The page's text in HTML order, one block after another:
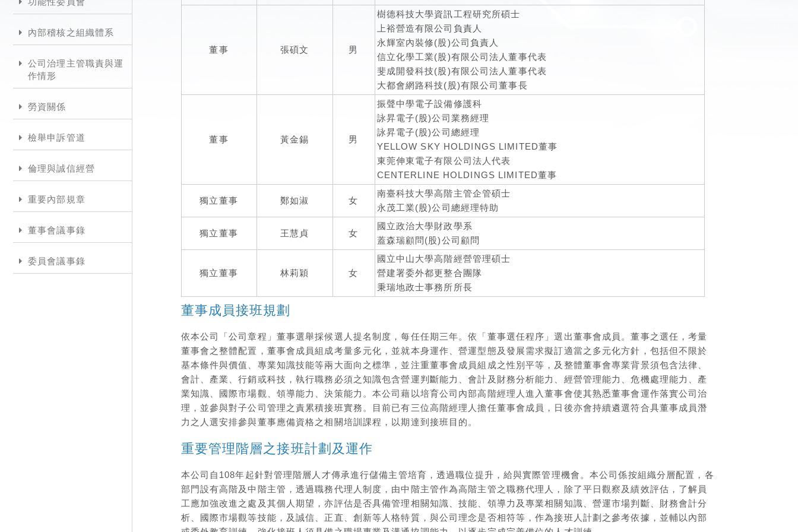
內部稽核之組織體系
公司治理主管職責與運
作情形
勞資關係
檢舉申訴管道
倫理與誠信經營
重要內部規章
董事會議事錄
委員會議事錄
董事 張碩文 男
樹德科技大學資訊工程研究所碩士
上裕營造有限公司負責人
永輝室內裝修(股)公司負責人
信立化學工業(股)有限公司法人董事代表
斐成開發科技(股)有限公司法人董事代表
大都會網路科技(股)有限公司董事長
董事 黃金錫 男
振聲中學電子設備修護科
詠昇電子(股)公司業務經理
詠昇電子(股)公司總經理
YELLOW SKY HOLDINGS LIMITED董事
東莞伸東電子有限公司法人代表
CENTERLINE HOLDINGS LIMITED董事
獨立董事 鄭如淑 女
南臺科技大學高階主管企管碩士
永茂工業(股)公司總經理特助
獨立董事 王慧貞 女
國立政治大學財政學系
蓋森瑞顧問(股)公司顧問
獨立董事 林莉穎 女
國立中山大學高階經營管理碩士
營建署委外都更整合團隊
秉瑞地政士事務所所長
董事成員接班規劃
依本公司「公司章程」董事選舉採候選人提名制度，每任任期三年。依「董事選任程序」選出董事會成員。董事之選任，考量
董事會之整體配置，董事會成員組成考量多元化，並就本身運作、營運型態及發展需求擬訂適當之多元化方針，包括但不限於
基本條件與價值、專業知識技能等兩大面向之標準，並注重董事會成員組成之性別平等，及整體董事會專業背景須包含法律、
會計、產業、行銷或科技，執行職務必須之知識包含營運判斷能力、會計及財務分析能力、經營管理能力、危機處理能力、產
業知識、國際市場觀、領導能力、決策能力。本公司藉以培育公司內部高階經理人進入董事會使其熟悉董事會運作落實公司治
理，並參與對子公司管理之責累積接班實務。目前已有三位高階經理人擔任董事會成員，日後亦會持續遴選符合具董事成員潛
力之人選安排參與董事應備資格之相關培訓課程，以期達到接班目的。
重要管理階層之接班計劃及運作
本公司自108年起針對管理階層人才傳承進行儲備主管培育，透過職位提升，給與實際管理機會。本公司係按組織分層配置，各
部門設有高階及中階主管，透過職務代理人制度，由中階主管作為高階主管之職務代理人，除了平日觀察及績效評估，了解員
工應加強改進之處及其個人期望，亦評估是否具備管理相關知識、技能、領導力及專業相關知識、營運市場判斷、財務會計分
析、國際市場觀等技能，及誠信、正直、創新等人格特質，與公司理念是否相符等，作為接班人計劃之參考依據，並輔以內部